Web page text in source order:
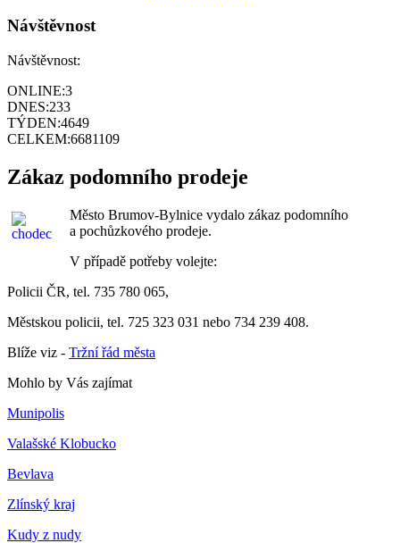
Návštěvnost
Návštěvnost:
ONLINE:3
DNES:233
TÝDEN:4649
CELKEM:6681109
Zákaz podomního prodeje
Město Brumov-Bylnice vydalo zákaz podomního
a pochůzkového prodeje.
V případě potřeby volejte:
Policii ČR, tel. 735 780 065,
Městskou policii, tel. 725 323 031 nebo 734 239 408.
Blíže viz - Tržní řád města
Mohlo by Vás zajímat
Munipolis
Valašské Klobucko
Bevlava
Zlínský kraj
Kudy z nudy